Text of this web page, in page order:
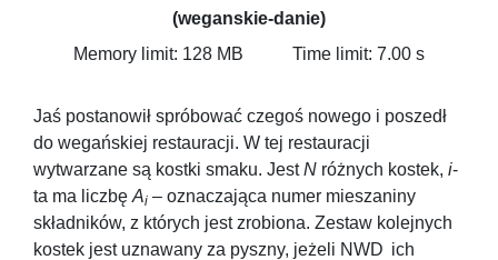
(weganskie-danie)
Memory limit: 128 MB
Time limit: 7.00 s
Jaś postanowił spróbować czegoś nowego i poszedł
do wegańskiej restauracji. W tej restauracji
wytwarzane są kostki smaku. JestN różnych kostek, i-
ta ma liczbę Ai – oznaczająca numer mieszaniny
składników, z których jest zrobiona. Zestaw kolejnych
kostek jest uznawany za pyszny, jeżeli NWD ich